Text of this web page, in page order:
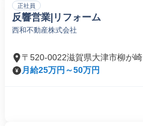
正社員
反響営業|リフォーム
西和不動産株式会社
〒520-0022滋賀県大津市柳が崎
月給25万円～50万円